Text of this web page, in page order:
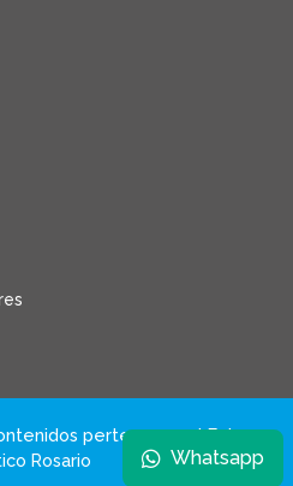
Whatsapp
pertenecen al Ente
Rosario